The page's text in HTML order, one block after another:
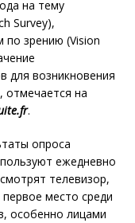
на тему
Survey),
по зрению (Vision
для возникновения
отмечается на
.
опроса
ежедневно
телевизор,
место среди
особенно лицами